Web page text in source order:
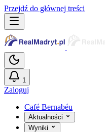
Przejdź do głównej treści
1
Zaloguj
Café Bernabéu
Aktualności
Wyniki